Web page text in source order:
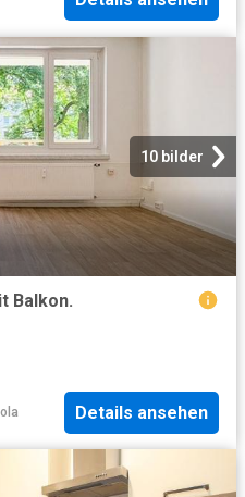
10 bilder
Balkon.
Details ansehen